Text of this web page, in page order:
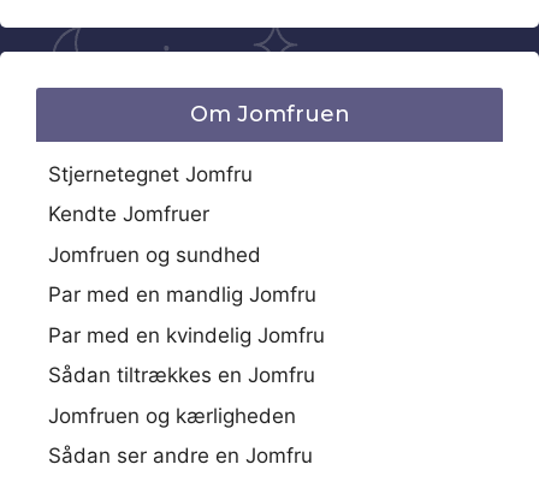
Om Jomfruen
Stjernetegnet Jomfru
Kendte Jomfruer
Jomfruen og sundhed
Par med en mandlig Jomfru
Par med en kvindelig Jomfru
Sådan tiltrækkes en Jomfru
Jomfruen og kærligheden
Sådan ser andre en Jomfru